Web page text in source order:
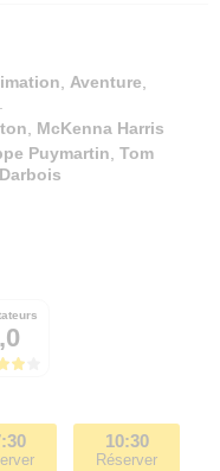
Aventure
McKenna Harris
Puymartin ,Tom
10:30
Réserver